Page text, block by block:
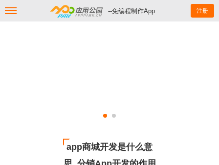
--免编程制作App 注册
app商城开发是什么意